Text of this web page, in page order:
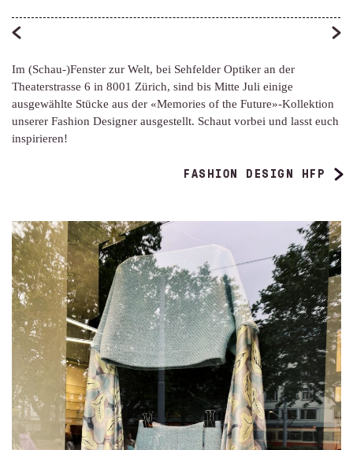
Im (Schau-)Fenster zur Welt, bei Sehfelder Optiker an der
Theaterstrasse 6 in 8001 Zürich, sind bis Mitte Juli einige
ausgewählte Stücke aus der «Memories of the Future»-Kollektion
unserer Fashion Designer ausgestellt. Schaut vorbei und lasst euch
inspirieren!
FASHION DESIGN HFP